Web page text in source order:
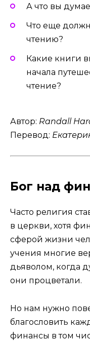
А что вы
Что еще
чтению?
Какие книги
начала
чтение?
Автор: Randall
Перевод:
Бог над
Часто религия
в церкви, хотя
сферой жизни
учения многие
дьяволом, когда
они процветали.
Но нам нужно
благословить
финансы в том